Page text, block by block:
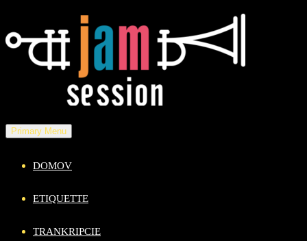
to
content
Primary Menu
DOMOV
ETIQUETTE
TRANKRIPCIE